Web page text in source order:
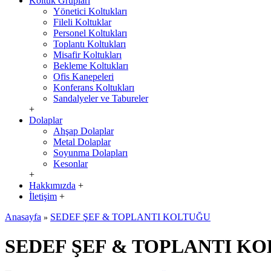
Yönetici Koltukları
Fileli Koltuklar
Personel Koltukları
Toplantı Koltukları
Misafir Koltukları
Bekleme Koltukları
Ofis Kanepeleri
Konferans Koltukları
Sandalyeler ve Tabureler
+
Dolaplar
Ahşap Dolaplar
Metal Dolaplar
Soyunma Dolapları
Kesonlar
+
Hakkımızda +
İletişim +
Anasayfa » SEDEF ŞEF & TOPLANTI KOLTUĞU
SEDEF ŞEF & TOPLANTI